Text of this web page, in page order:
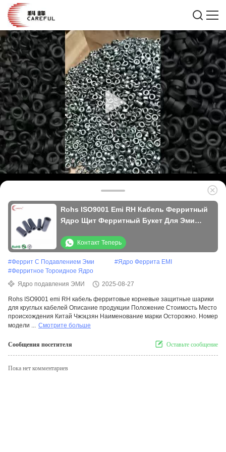
Rohs ISO9001 Emi RH Кабель Ферритный
Ядро Щит Ферритный Букет Для Эми
Контакт Теперь
#Феррит С Подавлением Эми #Ядро Феррита EMI
#Ферритное Тороидное Ядро
Ядро подавления ЭМИ
2025-08-27
Rohs ISO9001 emi RH кабель ферритовые корневые защитные шарики
для круглых кабелей Описание продукции Положение Стоимость Место
происхождения Китай Чжэцзян Наименование марки Осторожно. Номер
модели ... Смотрите больше
Сообщения посетителя Оставьте сообщение
Пока нет комментариев